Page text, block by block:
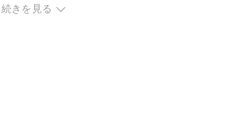
ー
続きを見る